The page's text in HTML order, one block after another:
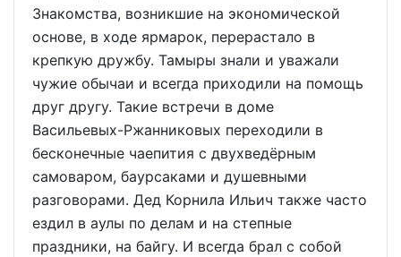
Знакомства, возникшие на экономической
основе, в ходе ярмарок, перерастало в
крепкую дружбу. Тамыры знали и уважали
чужие обычаи и всегда приходили на помощь
друг другу. Такие встречи в доме
Васильевых-Ржанниковых переходили в
бесконечные чаепития с двухведёрным
самоваром, баурсаками и душевными
разговорами. Дед Корнила Ильич также часто
ездил в аулы по делам и на степные
праздники, на байгу. И всегда брал с собой